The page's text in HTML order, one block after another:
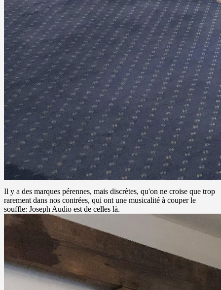
Il y a des marques pérennes, mais discrètes, qu'on ne croise que trop
rarement dans nos contrées, qui ont une musicalité à couper le
souffle: Joseph Audio est de celles là.